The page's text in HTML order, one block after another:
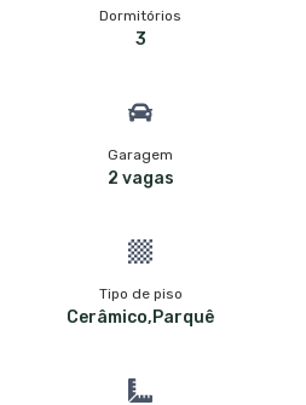
Dormitórios
3
Garagem
2 vagas
Tipo de piso
Cerâmico,Parquê